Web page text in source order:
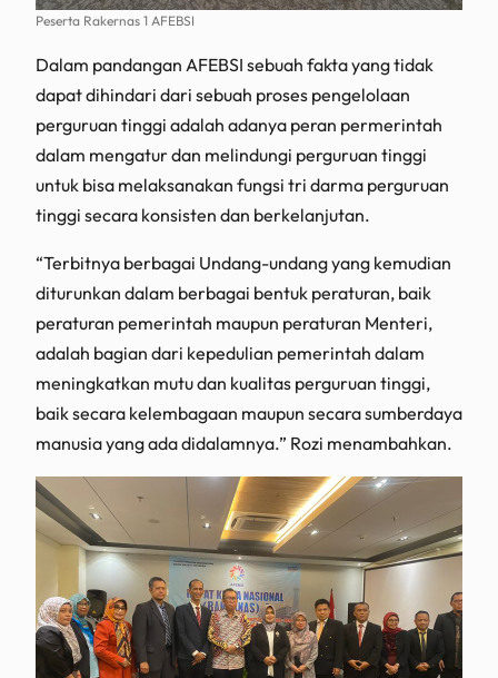
Peserta Rakernas 1 AFEBSI
Dalam pandangan AFEBSI sebuah fakta yang tidak
dapat dihindari dari sebuah proses pengelolaan
perguruan tinggi adalah adanya peran permerintah
dalam mengatur dan melindungi perguruan tinggi
untuk bisa melaksanakan fungsi tri darma perguruan
tinggi secara konsisten dan berkelanjutan.
“Terbitnya berbagai Undang-undang yang kemudian
diturunkan dalam berbagai bentuk peraturan, baik
peraturan pemerintah maupun peraturan Menteri,
adalah bagian dari kepedulian pemerintah dalam
meningkatkan mutu dan kualitas perguruan tinggi,
baik secara kelembagaan maupun secara sumberdaya
manusia yang ada didalamnya.” Rozi menambahkan.